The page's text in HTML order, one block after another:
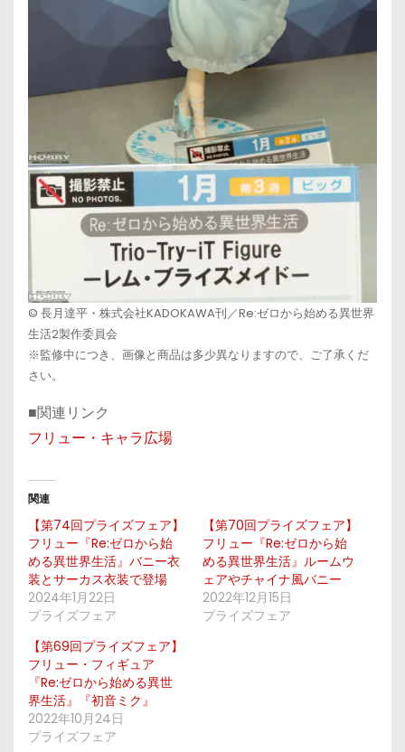
© 長月達平・株式会社KADOKAWA刊／Re:ゼロから始める異世界
生活2製作委員会
※監修中につき、画像と商品は多少異なりますので、ご了承くだ
さい。
■関連リンク
フリュー・キャラ広場
関連
【第74回プライズフェア】
フリュー『Re:ゼロから始
める異世界生活』バニー衣
装とサーカス衣装で登場
2024年1月22日
プライズフェア
【第70回プライズフェア】
フリュー『Re:ゼロから始
める異世界生活』ルームウ
ェアやチャイナ風バニー
2022年12月15日
プライズフェア
【第69回プライズフェア】
フリュー・フィギュア
『Re:ゼロから始める異世
界生活』『初音ミク』
2022年10月24日
プライズフェア